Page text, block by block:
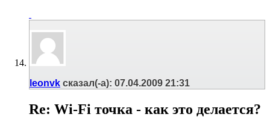
leonvk сказал(-а): 07.04.2009 21:31
Re: Wi-Fi точка - как это делается?